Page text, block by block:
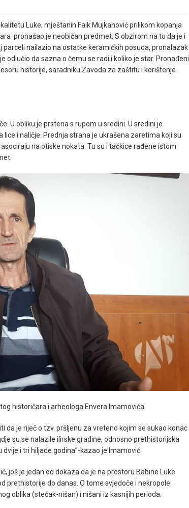
Luke, mještanin Faik Mujkanović prilikom kopanja
pronašao je neobičan predmet. S obzirom na to da je i
nailazio na ostatke keramičkih posuda, pronalazak
odlučio da sazna o čemu se radi i koliko je star. Pronađeni
historije, saradniku Zavoda za zaštitu i korištenje
U obliku je prstena s rupom u sredini. U sredini je
lice i naličje. Prednja strana je ukrašena zaretima koji su
na otiske nokata. Tu su i tačkice rađene istom
historičara i arheologa Envera Imamovića
da je riječ o tzv. pršljenu za vreteno kojim se sukao konac
su se nalazile ilirske gradine, odnosno prethistorijska
i tri hiljade godina”-kazao je Imamović
još je jedan od dokaza da je na prostoru Babine Luke
prethistorije do danas. O tome svjedoče i nekropole
oblika (stećak-nišan) i nišani iz kasnijih perioda.